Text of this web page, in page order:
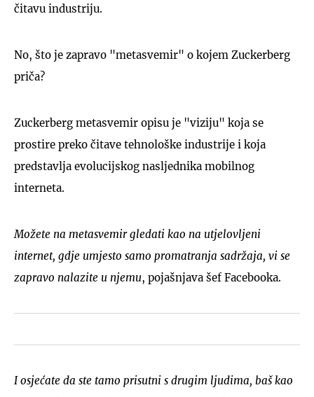
čitavu industriju.
No, što je zapravo "metasvemir" o kojem Zuckerberg
priča?
Zuckerberg metasvemir opisu je "viziju" koja se
prostire preko čitave tehnološke industrije i koja
predstavlja evolucijskog nasljednika mobilnog
interneta.
Možete na metasvemir gledati kao na utjelovljeni
internet, gdje umjesto samo promatranja sadržaja, vi se
zapravo nalazite u njemu, pojašnjava šef Facebooka.
I osjećate da ste tamo prisutni s drugim ljudima, baš kao